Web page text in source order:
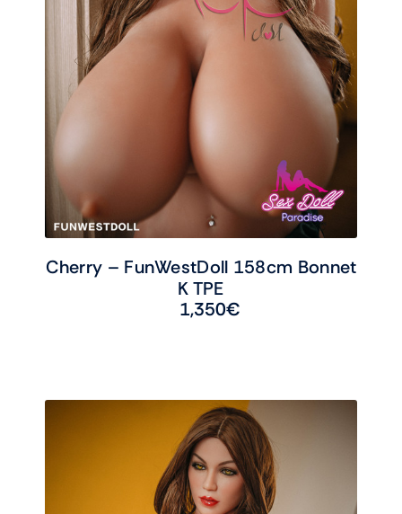
Cherry – FunWestDoll 158cm Bonnet
K TPE
1,350€